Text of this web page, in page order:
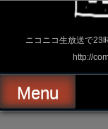
ス
ッ
プ
ニコニコ生放送で23
http://
Menu